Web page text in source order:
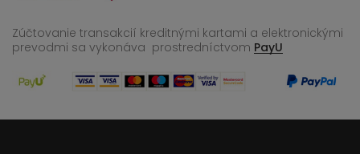
Zúčtovanie transakcií kreditnými kartami a elektronickými
prevodmi sa vykonáva prostredníctvom PayU